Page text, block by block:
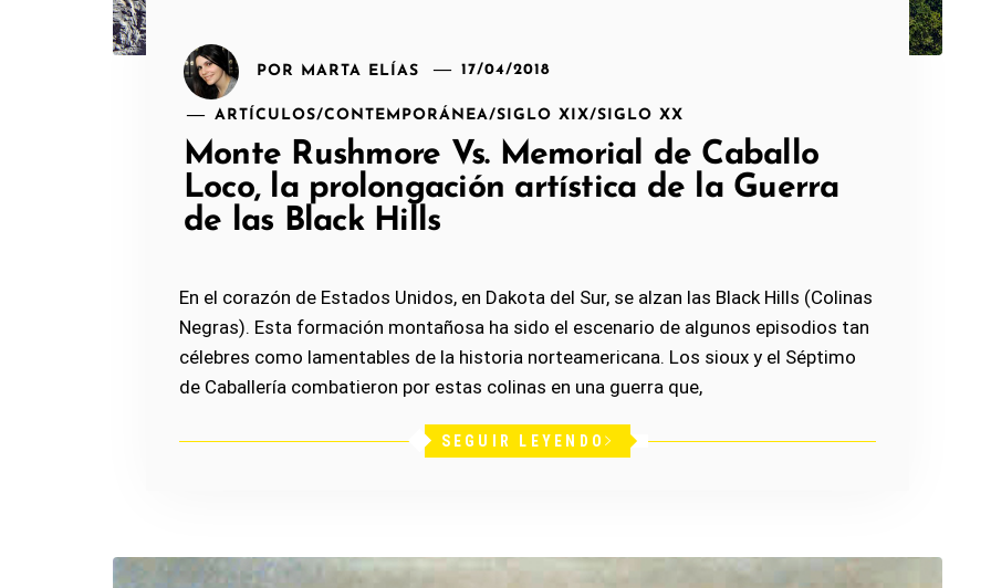
POR MARTA ELÍAS 17/04/2018
ARTÍCULOS/CONTEMPORÁNEA/SIGLO XIX/SIGLO XX
Monte Rushmore Vs. Memorial de Caballo
Loco, la prolongación artística de la Guerra
de las Black Hills
En el corazón de Estados Unidos, en Dakota del Sur, se alzan las Black Hills (Colinas
Negras). Esta formación montañosa ha sido el escenario de algunos episodios tan
célebres como lamentables de la historia norteamericana. Los sioux y el Séptimo
de Caballería combatieron por estas colinas en una guerra que,
SEGUIR LEYENDO